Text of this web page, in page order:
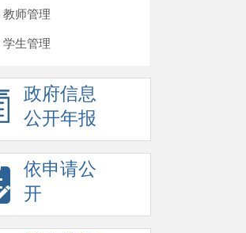
教师管理
学生管理
政府信息
公开年报
依申请公
开